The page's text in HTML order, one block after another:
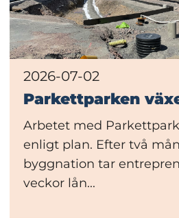
2026-07-02
Parkettparken
Arbetet med
enligt plan. Efter två
byggnation tar
veckor lån...